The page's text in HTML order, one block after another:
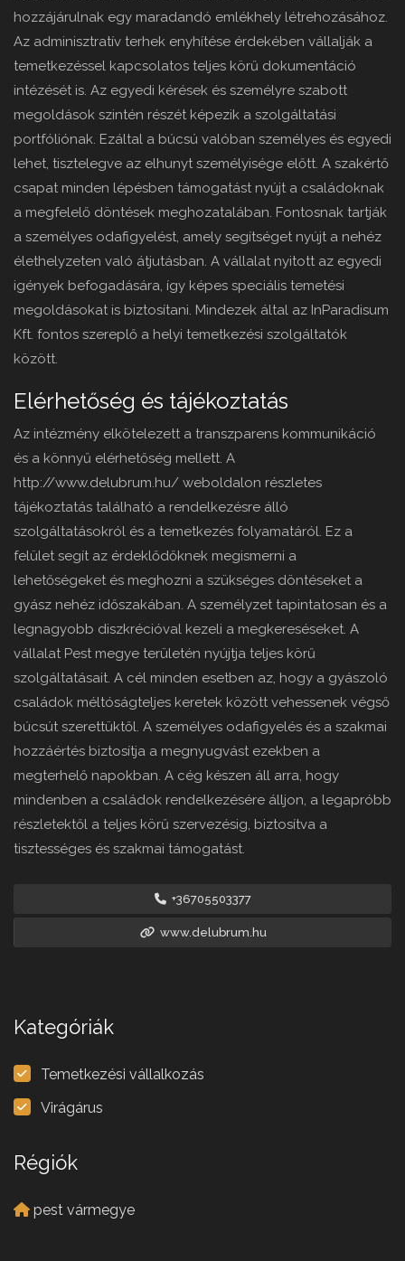
hozzájárulnak egy maradandó emlékhely létrehozásához.
Az adminisztratív terhek enyhítése érdekében vállalják a
temetkezéssel kapcsolatos teljes körű dokumentáció
intézését is. Az egyedi kérések és személyre szabott
megoldások szintén részét képezik a szolgáltatási
portfóliónak. Ezáltal a búcsú valóban személyes és egyedi
lehet, tisztelegve az elhunyt személyisége előtt. A szakértő
csapat minden lépésben támogatást nyújt a családoknak
a megfelelő döntések meghozatalában. Fontosnak tartják
a személyes odafigyelést, amely segítséget nyújt a nehéz
élethelyzeten való átjutásban. A vállalat nyitott az egyedi
igények befogadására, így képes speciális temetési
megoldásokat is biztosítani. Mindezek által az InParadisum
Kft. fontos szereplő a helyi temetkezési szolgáltatók
között.
Elérhetőség és tájékoztatás
Az intézmény elkötelezett a transzparens kommunikáció
és a könnyű elérhetőség mellett. A
http://www.delubrum.hu/ weboldalon részletes
tájékoztatás található a rendelkezésre álló
szolgáltatásokról és a temetkezés folyamatáról. Ez a
felület segít az érdeklődőknek megismerni a
lehetőségeket és meghozni a szükséges döntéseket a
gyász nehéz időszakában. A személyzet tapintatosan és a
legnagyobb diszkrécióval kezeli a megkereséseket. A
vállalat Pest megye területén nyújtja teljes körű
szolgáltatásait. A cél minden esetben az, hogy a gyászoló
családok méltóságteljes keretek között vehessenek végső
búcsút szerettüktől. A személyes odafigyelés és a szakmai
hozzáértés biztosítja a megnyugvást ezekben a
megterhelő napokban. A cég készen áll arra, hogy
mindenben a családok rendelkezésére álljon, a legapróbb
részletektől a teljes körű szervezésig, biztosítva a
tisztességes és szakmai támogatást.
+36705503377
www.delubrum.hu
Kategóriák
Temetkezési vállalkozás
Virágárus
Régiók
pest vármegye